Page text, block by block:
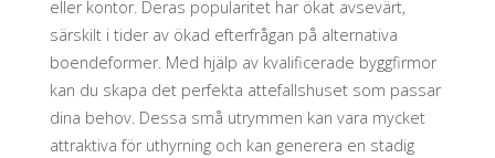
eller kontor. Deras popularitet har ökat avsevärt,
särskilt i tider av ökad efterfrågan på alternativa
boendeformer. Med hjälp av kvalificerade byggfirmor
kan du skapa det perfekta attefallshuset som passar
dina behov. Dessa små utrymmen kan vara mycket
attraktiva för uthyrning och kan generera en stadig